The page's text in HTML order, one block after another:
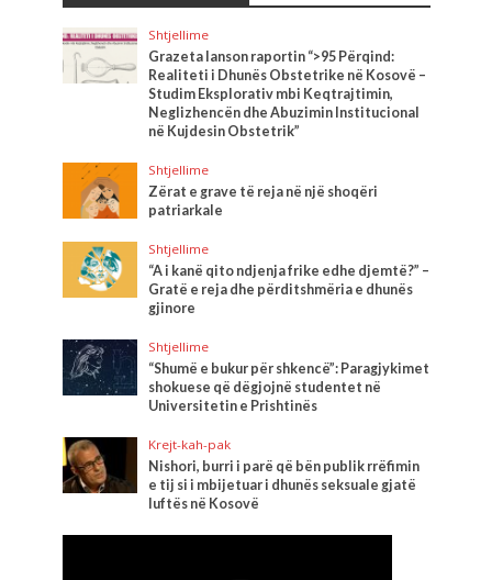
Shtjellime
Grazeta lanson raportin “>95 Përqind:
Realiteti i Dhunës Obstetrike në Kosovë –
Studim Eksplorativ mbi Keqtrajtimin,
Neglizhencën dhe Abuzimin Institucional
në Kujdesin Obstetrik”
Shtjellime
Zërat e grave të reja në një shoqëri
patriarkale
Shtjellime
“A i kanë qito ndjenja frike edhe djemtë?” –
Gratë e reja dhe përditshmëria e dhunës
gjinore
Shtjellime
“Shumë e bukur për shkencë”: Paragjykimet
shokuese që dëgjojnë studentet në
Universitetin e Prishtinës
Krejt-kah-pak
Nishori, burri i parë që bën publik rrëfimin
e tij si i mbijetuar i dhunës seksuale gjatë
luftës në Kosovë